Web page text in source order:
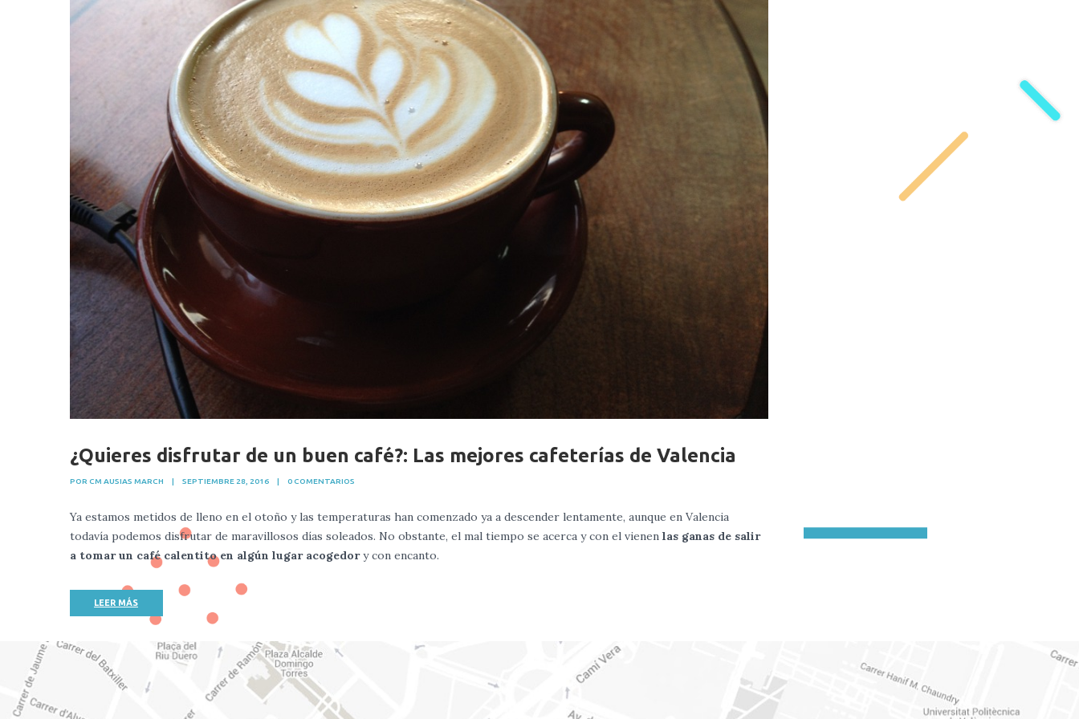
¿Quieres disfrutar de un buen café?: Las mejores cafeterías de Valencia
POR CM AUSIAS MARCH | SEPTIEMBRE 28, 2016 | 0 COMENTARIOS
Ya estamos metidos de lleno en el otoño y las temperaturas han comenzado ya a descender lentamente, aunque en Valencia
todavía podemos disfrutar de maravillosos días soleados. No obstante, el mal tiempo se acerca y con el vienen las ganas de salir
a tomar un café calentito en algún lugar acogedory con encanto.
LEER MÁS